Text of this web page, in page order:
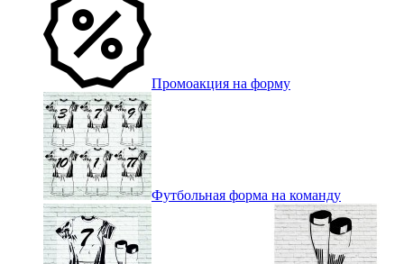
Промоакция на форму
Футбольная форма на команду